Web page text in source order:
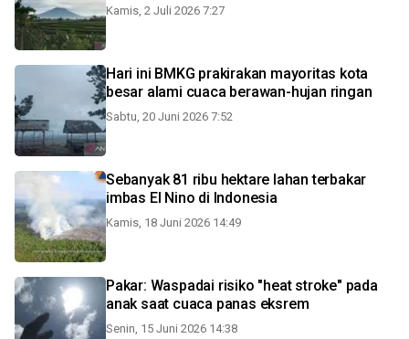
Kamis, 2 Juli 2026 7:27
Hari ini BMKG prakirakan mayoritas kota
besar alami cuaca berawan-hujan ringan
Sabtu, 20 Juni 2026 7:52
Sebanyak 81 ribu hektare lahan terbakar
imbas El Nino di Indonesia
Kamis, 18 Juni 2026 14:49
Pakar: Waspadai risiko "heat stroke" pada
anak saat cuaca panas eksrem
Senin, 15 Juni 2026 14:38